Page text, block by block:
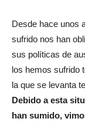
Desde hace unos
sufrido nos han
sus políticas de
los hemos sufrido
la que se levanta
Debido a esta
han sumido,